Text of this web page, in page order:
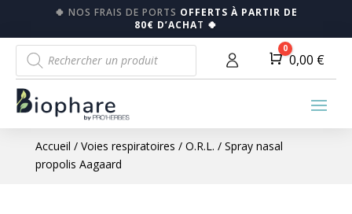
🍀 NOS FRAIS DE PORTS OFFERTS À PARTIR DE
80€ D’ACHAT 🍀
Recherche
de
produits
Panier
0
0,00 €
Accueil / Voies respiratoires / O.R.L. / Spray nasal
propolis Aagaard